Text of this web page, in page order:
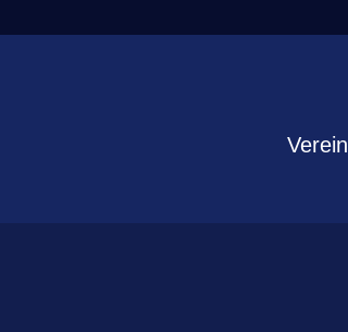
Verein